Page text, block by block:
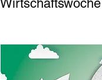
Wirtschaftswoche